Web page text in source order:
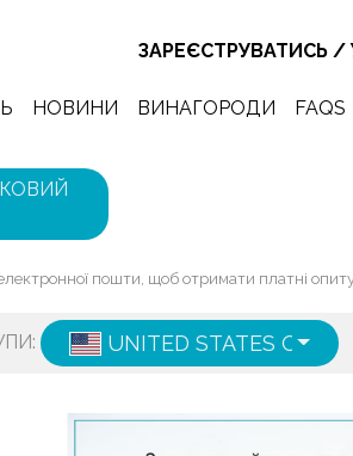
ЗАРЕЄСТРУВАТИСЬ /
НОВИНИ ВИНАГОРОДИ FAQS
пошти, щоб отримати платні
UNITED STATES OF